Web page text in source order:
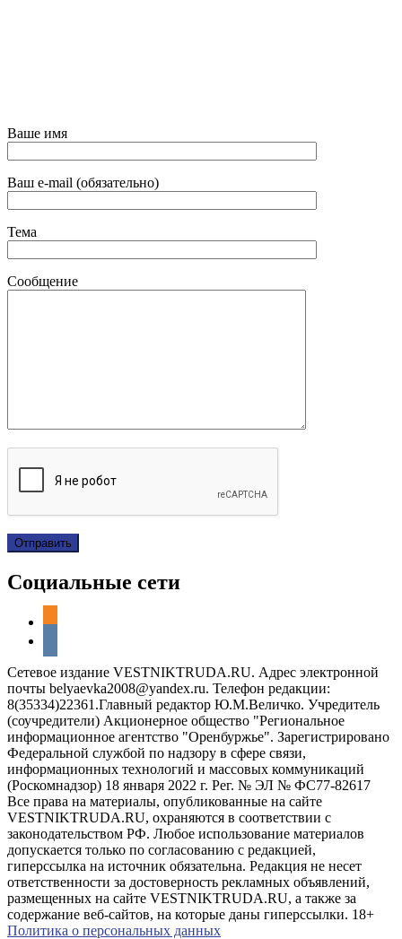
Ваше имя
Ваш e-mail (обязательно)
Тема
Сообщение
Социальные сети
Сетевое издание VESTNIKTRUDA.RU. Адрес электронной
почты belyaevka2008@yandex.ru. Телефон редакции:
8(35334)22361.Главный редактор Ю.М.Величко. Учредитель
(соучредители) Акционерное общество "Региональное
информационное агентство "Оренбуржье". Зарегистрировано
Федеральной службой по надзору в сфере связи,
информационных технологий и массовых коммуникаций
(Роскомнадзор) 18 января 2022 г. Рег. № ЭЛ № ФС77-82617
Все права на материалы, опубликованные на сайте
VESTNIKTRUDA.RU, охраняются в соответствии с
законодательством РФ. Любое использование материалов
допускается только по согласованию с редакцией,
гиперссылка на источник обязательна. Редакция не несет
ответственности за достоверность рекламных объявлений,
размещенных на сайте VESTNIKTRUDA.RU, а также за
содержание веб-сайтов, на которые даны гиперссылки. 18+
Политика о персональных данных